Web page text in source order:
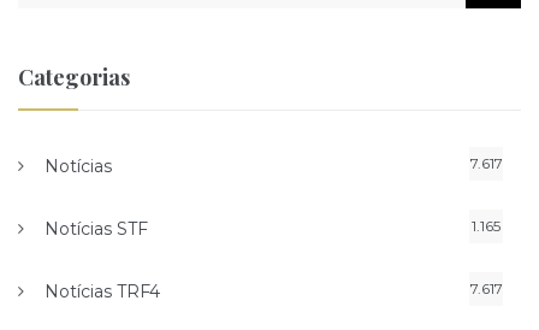
Categorias
Notícias 7.617
Notícias STF 1.165
Notícias TRF4 7.617